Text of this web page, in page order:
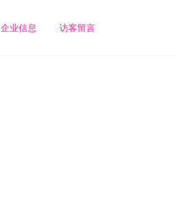
企业信息 访客留言